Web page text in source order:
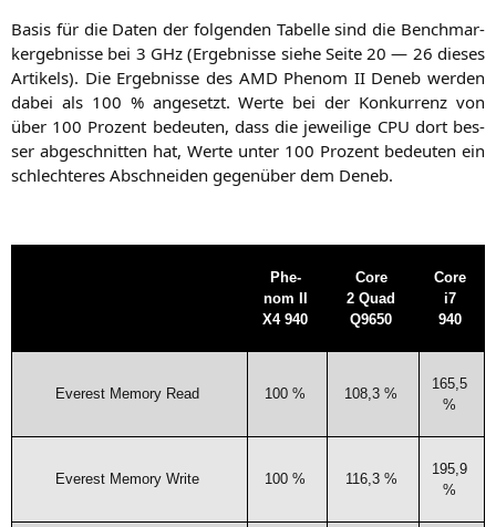
Basis für die Daten der fol­gen­den Tabel­le sind die Bench­mar­
k­ergeb­nis­se bei 3 GHz (Ergeb­nis­se sie­he Sei­te 20 — 26 die­ses
Arti­kels). Die Ergeb­nis­se des AMD Phe­nom IIDeneb wer­den
dabei als 100 % ange­setzt. Wer­te bei der Kon­kur­renz von
über 100 Pro­zent bedeu­ten, dass die jewei­li­ge CPU dort bes­
ser abge­schnit­ten hat, Wer­te unter 100 Pro­zent bedeu­ten ein
schlech­te­res Abschnei­den gegen­über dem Deneb.
Phe­
nom
X4940
Core
2 Quad
Q9650
Core
i7
940
Ever­est Memo­ry Read 100 % 108,3 %
165,5
%
Ever­est Memo­ry Write 100 % 116,3 %
195,9
%